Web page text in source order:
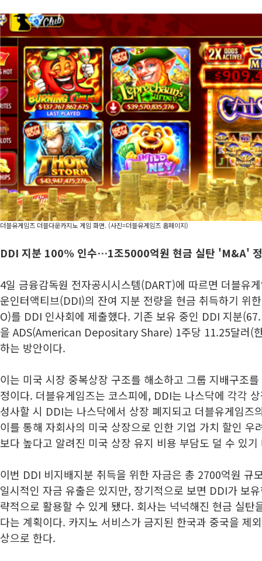
더블유게임즈 더블다운카지노 게임 화면. (사진=더블유게임즈 홈페이지)
DDI 지분 100% 인수…1조5000억원 현금 실탄 'M&A'
4일 금융감독원 전자공시시스템(DART)에 따르면 더블유
운인터액티브(DDI)의 잔여 지분 전량을 현금 취득하기 위
O)를 DDI 인사회에 제출했다. 기존 보유 중인 DDI 지분
을 ADS(American Depositary Share) 1주당 11.25달러(
하는 방안이다.
이는 미국 시장 중복상장 구조를 해소하고 그룹 지배구조
정이다. 더블유게임즈는 코스피에, DDI는 나스닥에 각각
성사할 시 DDI는 나스닥에서 상장 폐지되고 더블유게임즈
이를 통해 자회사의 미국 상장으로 인한 기업 가치 할인 우
보다 높다고 알려진 미국 상장 유지 비용 부담도 덜 수 있기
이번 DDI 비지배지분 취득을 위한 자금은 총 2700억원 규
일시적인 자금 유출은 있지만, 장기적으로 보면 DDI가 보
략적으로 활용할 수 있게 됐다. 회사는 넉넉해진 현금 실탄
다는 계획이다. 카지노 서비스가 금지된 한국과 중국을 제
상으로 한다.